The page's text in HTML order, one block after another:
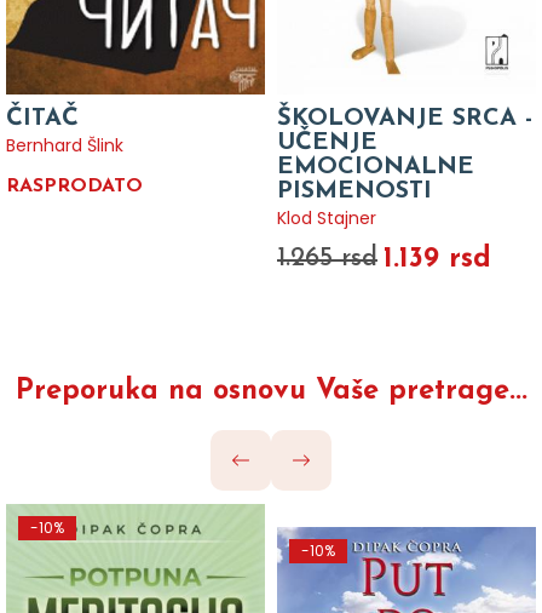
ČITAČ
Bernhard Šlink
RASPRODATO
ŠKOLOVANJE SRCA -
UČENJE
EMOCIONALNE
PISMENOSTI
Klod Stajner
1.265 rsd 1.139 rsd
Preporuka na osnovu Vaše pretrage...
-10%
-10%